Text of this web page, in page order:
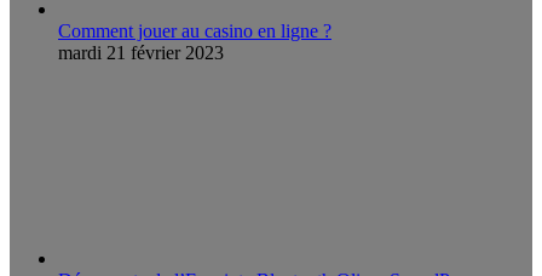
Comment jouer au casino en ligne ?
mardi 21 février 2023